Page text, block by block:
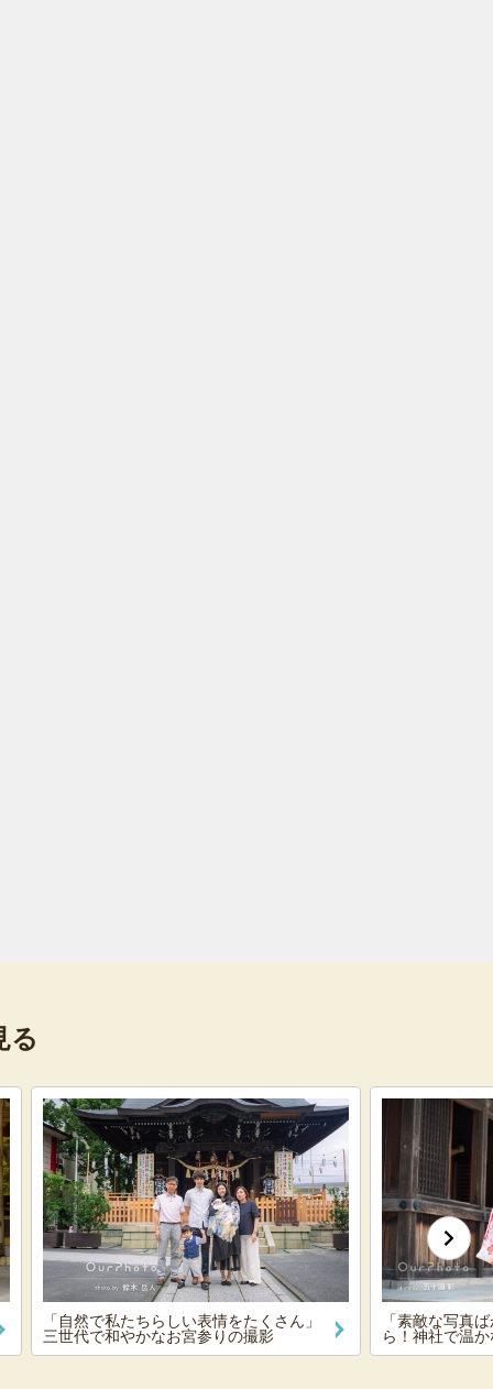
る
「自然で私たちらしい表情をたくさん」
三世代で和やかなお宮参りの撮影
「素敵な写真
ら！神社で温